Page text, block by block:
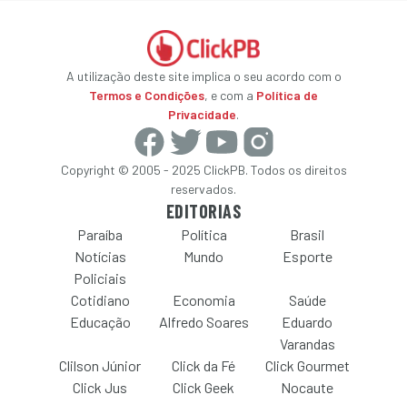
A utilização deste site implica o seu acordo com o
Termos e Condições, e com a Política de
Privacidade.
Copyright © 2005 - 2025 ClickPB. Todos os direitos
reservados.
EDITORIAS
Paraíba Política
Brasil
Notícias
Policiais
Mundo Esporte
Cotidiano Economia
Saúde
Educação
Alfredo Soares
Eduardo
Varandas
Clilson Júnior
Click da Fé
Click Gourmet
Click Jus
Click Geek Nocaute